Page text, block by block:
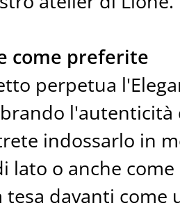
come preferite
perpetua
l'autenticità
indossarlo in
lato o anche
tesa davanti come